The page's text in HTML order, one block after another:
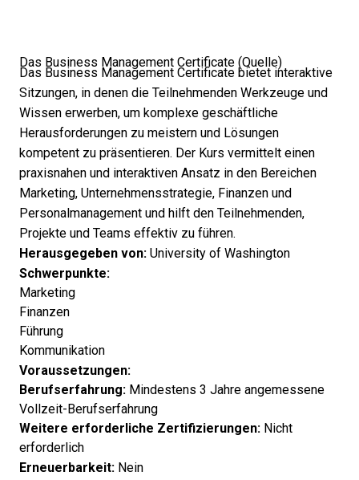
Das Business Management Certificate (Quelle)
Das Business Management Certificate bietet interaktive
Sitzungen, in denen die Teilnehmenden Werkzeuge und
Wissen erwerben, um komplexe geschäftliche
Herausforderungen zu meistern und Lösungen
kompetent zu präsentieren. Der Kurs vermittelt einen
praxisnahen und interaktiven Ansatz in den Bereichen
Marketing, Unternehmensstrategie, Finanzen und
Personalmanagement und hilft den Teilnehmenden,
Projekte und Teams effektiv zu führen.
Herausgegeben von: University of Washington
Schwerpunkte:
Marketing
Finanzen
Führung
Kommunikation
Voraussetzungen:
Berufserfahrung: Mindestens 3 Jahre angemessene
Vollzeit-Berufserfahrung
Weitere erforderliche Zertifizierungen: Nicht
erforderlich
Erneuerbarkeit: Nein